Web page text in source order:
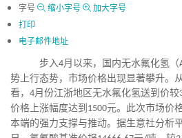
字号 缩小字号
加大字号
打印
电子邮件地址
步入4月以来，国内无水氟化氢（
势上行态势，市场价格出现显著攀升。
看， 4月份江浙地区无水氟化氢送到价较
价格上涨幅度达到 1500元。此次市场价
本端的强力支撑与推动。据生意社分析